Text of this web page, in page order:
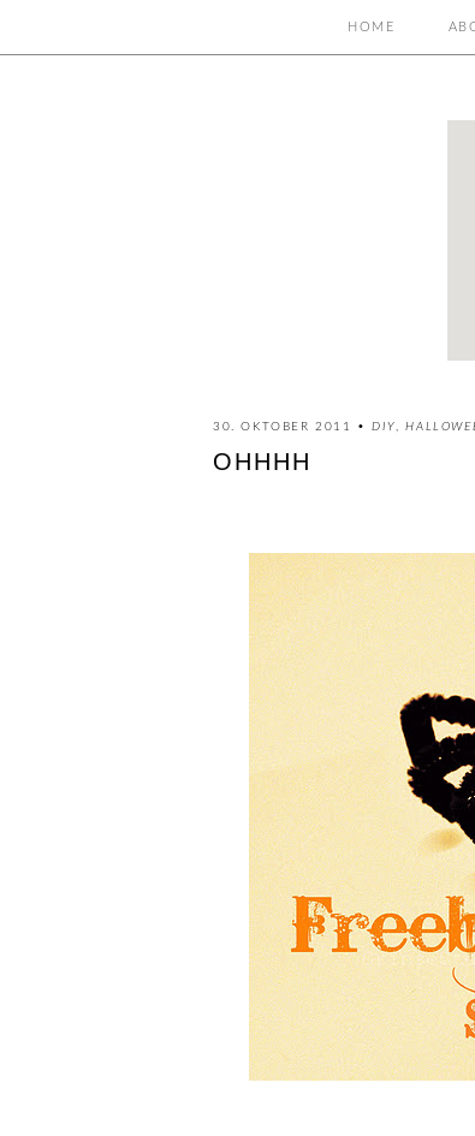
HOME
30. OKTOBER 2011 •DIY,
OHHHH